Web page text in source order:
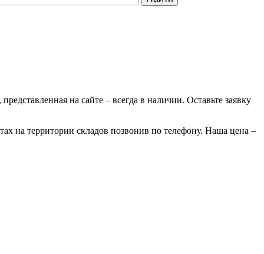
на сайте – всегда в наличии. Оставьте заявку
на территории складов позвонив по телефону. Наша цена –